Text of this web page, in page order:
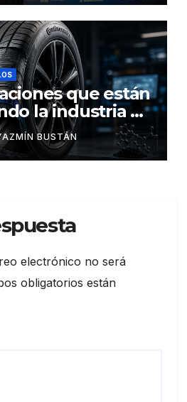
que están
la industria de
y redefinen el
BUSTÁN
electrónico no será
obligatorios están